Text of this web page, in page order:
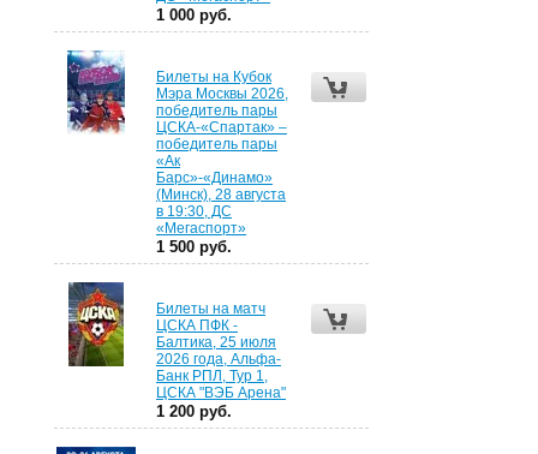
1 000 руб.
Билеты на Кубок
Мэра Москвы 2026,
победитель пары
ЦСКА-«Спартак» –
победитель пары
«Ак
Барс»-«Динамо»
(Минск), 28 августа
в 19:30, ДС
«Мегаспорт»
1 500 руб.
Билеты на матч
ЦСКА ПФК -
Балтика, 25 июля
2026 года, Альфа-
Банк РПЛ, Тур 1,
ЦСКА "ВЭБ Арена"
1 200 руб.